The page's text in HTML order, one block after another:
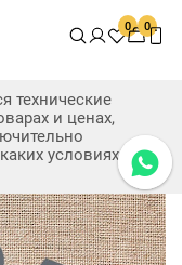
0 0
технические
и ценах,
условиях не